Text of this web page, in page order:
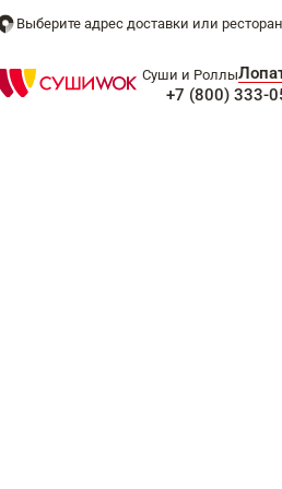
Выберите адрес доставки или
Суши и Роллы
+7 (800) 333-